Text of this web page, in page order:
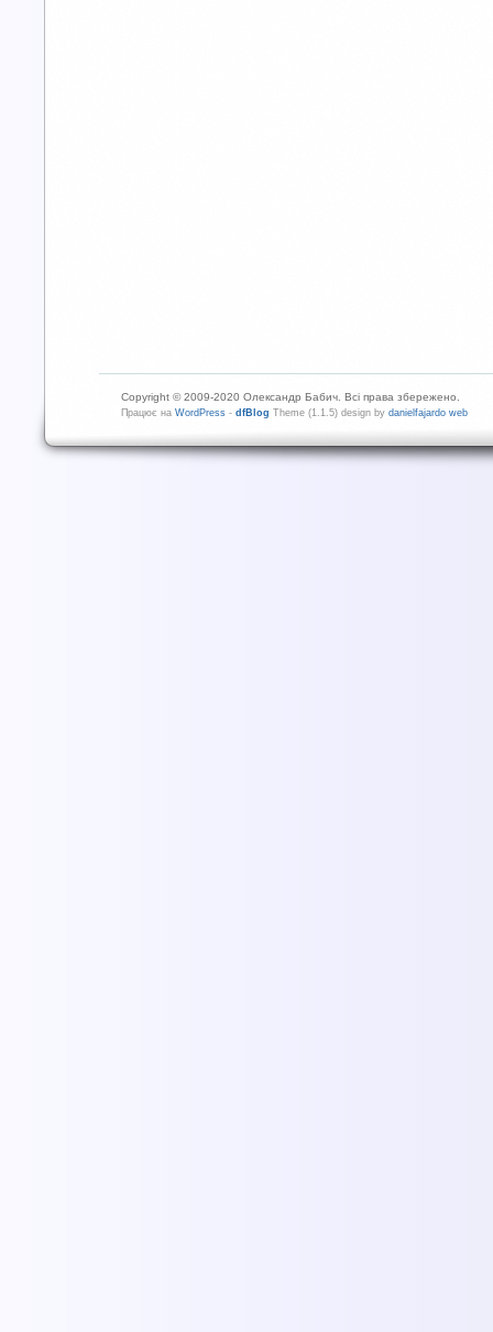
Copyright © 2009-2020 Олександр Бабич. Всі права збережено.
Працює на WordPress - dfBlog Theme (1.1.5) design by danielfajardo web